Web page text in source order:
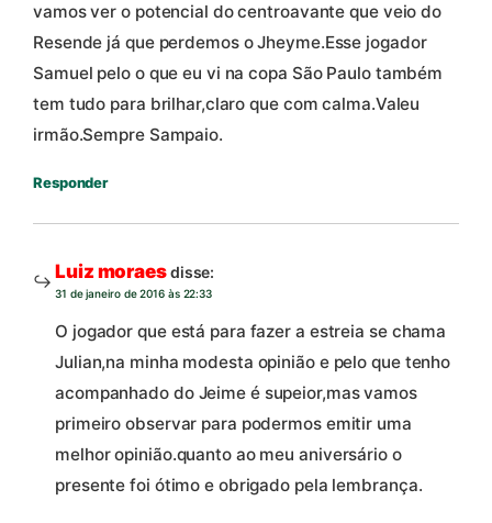
vamos ver o potencial do centroavante que veio do
Resende já que perdemos o Jheyme.Esse jogador
Samuel pelo o que eu vi na copa São Paulo também
tem tudo para brilhar,claro que com calma.Valeu
irmão.Sempre Sampaio.
Responder
Luiz moraesdisse:
31 de janeiro de 2016 às 22:33
O jogador que está para fazer a estreia se chama
Julian,na minha modesta opinião e pelo que tenho
acompanhado do Jeime é supeior,mas vamos
primeiro observar para podermos emitir uma
melhor opinião.quanto ao meu aniversário o
presente foi ótimo e obrigado pela lembrança.